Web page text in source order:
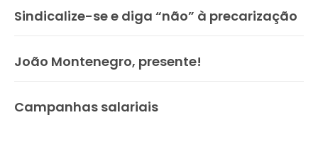
Sindicalize-se e diga “não” à precarização
João Montenegro, presente!
Campanhas salariais